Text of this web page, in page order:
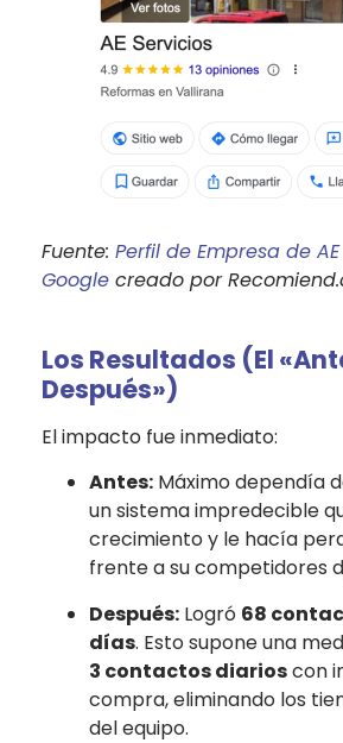
Fuente: Perfil de Empresa de
Google creado por
Los Resultados (El
Después»)
El impacto fue inmediato:
Antes: Máximo dependía
un sistema impredecible
crecimiento y le hacía
frente a su competidores
Después: Logró 68
días. Esto supone una
3 contactos diarioscon
compra, eliminando los
del equipo.